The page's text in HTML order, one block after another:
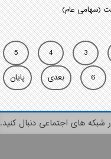
(سهامی عام)
3
4
5
6
بعدی پایان
شبکه های اجتماعی دنبال کنید.